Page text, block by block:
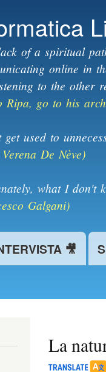
of a spiritual
online in
to the other
Ripa, go to his
get used to
De Nève)
what I don't
Galgani)
🎥
La